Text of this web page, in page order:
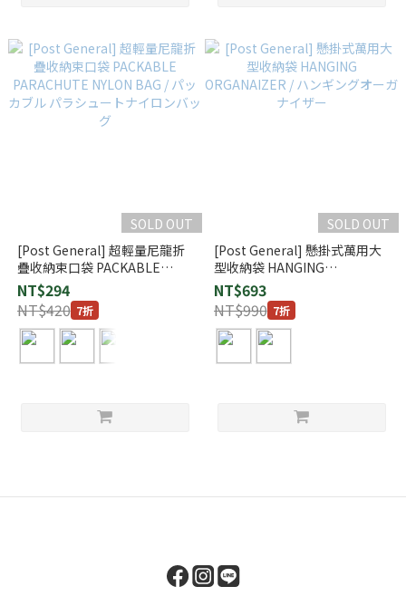
SOLD OUT
[Post General] 超輕量尼龍折
疊收納束口袋 PACKABLE
PARACHUTE NYLON BAG / パ
ッカブル パラシュートナイロ
ンバッグ
NT$294
NT$420 7折
SOLD OUT
[Post General] 懸掛式萬用大
型收納袋 HANGING
ORGANAIZER / ハンギングオ
ーガナイザー
NT$693
NT$990 7折